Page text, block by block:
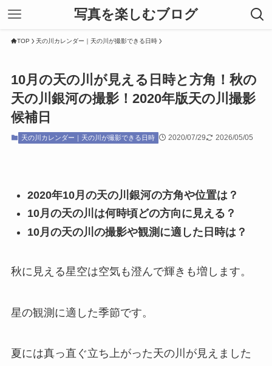
写真を楽しむブログ
TOP 天の川カレンダー｜天の川が撮影できる日時
10月の天の川が見える日時と方角！秋の
天の川銀河の撮影！2020年版天の川撮影
候補日
天の川カレンダー｜天の川が撮影できる日時 2020/07/29 2026/05/05
2020年10月の天の川銀河の方角や位置は？
10月の天の川は何時頃どの方向に見える？
10月の天の川の撮影や観測に適した日時は？
秋に見える星空は空気も澄んで輝きも増します。
星の観測に適した季節です。
夏には真っ直ぐ立ち上がった天の川が見えました